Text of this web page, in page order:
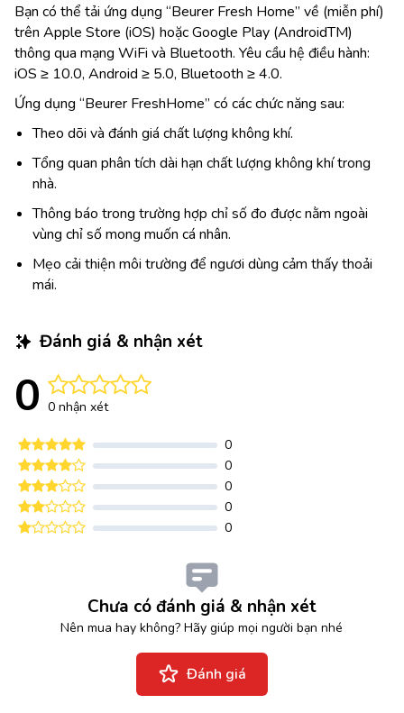
Bạn có thể tải ứng dụng “Beurer Fresh Home” về (miễn phí)
trên Apple Store (iOS) hoặc Google Play (AndroidTM)
thông qua mạng WiFi và Bluetooth. Yêu cầu hệ điều hành:
iOS ≥ 10.0, Android ≥ 5.0, Bluetooth ≥ 4.0.
Ứng dụng “Beurer FreshHome” có các chức năng sau:
Theo dõi và đánh giá chất lượng không khí.
Tổng quan phân tích dài hạn chất lượng không khí trong
nhà.
Thông báo trong trường hợp chỉ số đo được nằm ngoài
vùng chỉ số mong muốn cá nhân.
Mẹo cải thiện môi trường để ngươi dùng cảm thấy thoải
mái.
Đánh giá & nhận xét
0 0 nhận xét
0
0
0
0
0
Chưa có đánh giá & nhận xét
Nên mua hay không? Hãy giúp mọi người bạn nhé
Đánh giá